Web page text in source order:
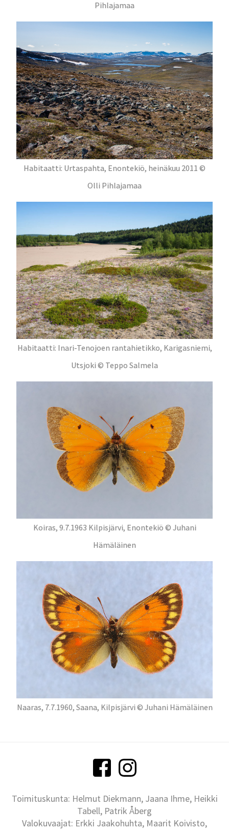
Pihlajamaa
Habitaatti: Urtaspahta, Enontekiö, heinäkuu 2011 ©
Olli Pihlajamaa
Habitaatti: Inari-Tenojoen rantahietikko, Karigasniemi,
Utsjoki © Teppo Salmela
Koiras, 9.7.1963 Kilpisjärvi, Enontekiö © Juhani
Hämäläinen
Naaras, 7.7.1960, Saana, Kilpisjärvi © Juhani Hämäläinen
Toimituskunta: Helmut Diekmann, Jaana Ihme, Heikki
Tabell, Patrik Åberg
Valokuvaajat: Erkki Jaakohuhta, Maarit Koivisto,